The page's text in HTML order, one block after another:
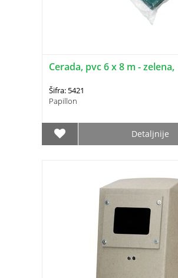
Cerada, pvc 6 x 8 m - zelena,
Šifra: 5421
Papillon
Detaljnije